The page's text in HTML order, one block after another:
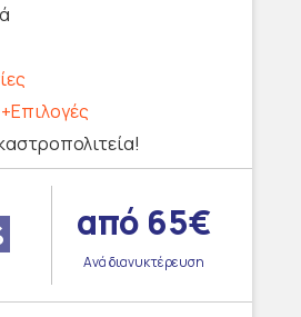
+Επιλογές
από 65€
Ανά διανυκτέρευση